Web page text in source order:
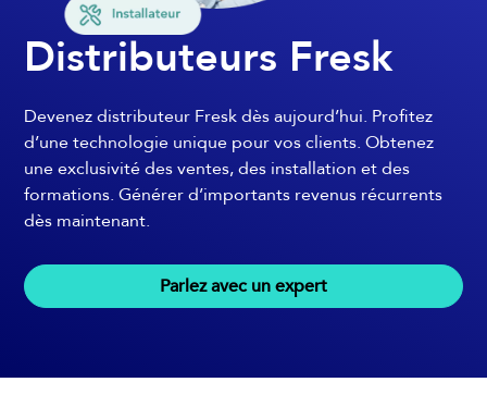
Distributeurs Fresk
Devenez distributeur Fresk dès aujourd’hui. Profitez
d’une technologie unique pour vos clients. Obtenez
une exclusivité des ventes, des installation et des
formations. Générer d’importants revenus récurrents
dès maintenant.
Parlez avec un expert